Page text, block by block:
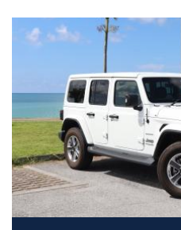
とりがあり、観光やショッピン
ではスムーズに、海沿いやバイ
ンスの良さが、長時間のドライ
す。 「運転しやすい上質SUV」
モデルです。 レンジローバー イヴォーク（LZ型）は、 ・沖縄観
光をスマートかつ快適に楽しみ
重視したい方 ・大人向けの洗練
特におすすめの一台です。 ユニバースレンタカーでは、 レンジロ
ーバー イヴォーク（LZ型）を、
してくれる一台としてご用意しています。 街も海
美しく。 レンジローバーならで